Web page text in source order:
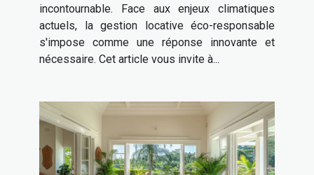
incontournable. Face aux enjeux climatiques
actuels, la gestion locative éco-responsable
s'impose comme une réponse innovante et
nécessaire. Cet article vous invite à...